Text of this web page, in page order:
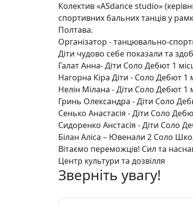
Колектив «ASdance studio»
спортивних бальних танців у
Полтава.
Організатор - танцювально-
Діти чудово себе показали та
Галат Анна- Діти Соло Дебют 1
Нагорна Кіра Діти - Соло Дебют 1
Нелін Мілана - Діти Соло Дебют 1
Гринь Олександра - Діти Соло
Сенько Анастасія - Діти Соло
Сидоренко Анстасія - Діти Соло
Білан Аліса – Ювенали 2 Соло
Вітаємо переможців! Сил та
Центр культури та дозвілля
Зверніть увагу!